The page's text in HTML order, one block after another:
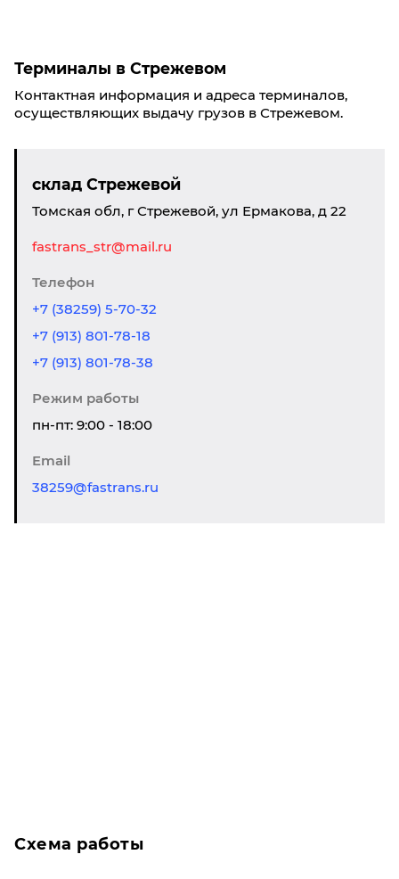
Терминалы в Стрежевом
Контактная информация и адреса терминалов,
осуществляющих выдачу грузов в Стрежевом.
склад Стрежевой
Томская обл, г Стрежевой, ул Ермакова, д 22
fastrans_str@mail.ru
Телефон
+7 (38259) 5-70-32
+7 (913) 801-78-18
+7 (913) 801-78-38
Режим работы
пн-пт: 9:00 - 18:00
Email
38259@fastrans.ru
Схема работы